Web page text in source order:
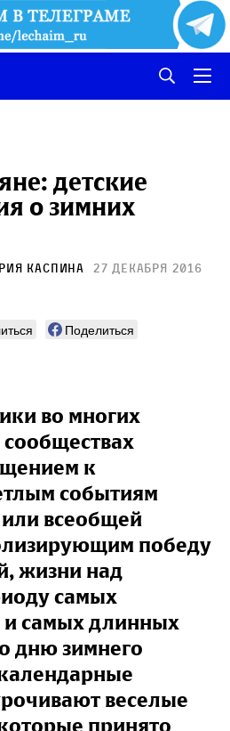
детские
о зимних
Каспина 27 декабря 2016
Поделиться
во многих
к
событиям
всеобщей
победу
жизни над
самых
и самых длинных
дню зимнего
веселые
принято